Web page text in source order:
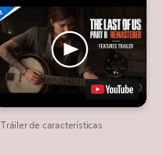
Tráiler de características